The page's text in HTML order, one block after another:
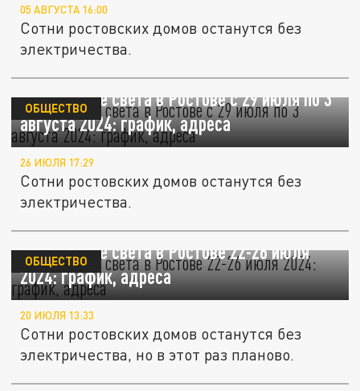
05 АВГУСТА 16:00
Сотни ростовских домов останутся без
электричества.
Отключение света в Ростове с 29 июля по 3
августа 2024: график, адреса
ОБЩЕСТВО
26 ИЮЛЯ 17:29
Сотни ростовских домов останутся без
электричества.
Отключение света в Ростове 22-26 июля
2024: график, адреса
ОБЩЕСТВО
20 ИЮЛЯ 13:33
Сотни ростовских домов останутся без
электричества, но в этот раз планово.